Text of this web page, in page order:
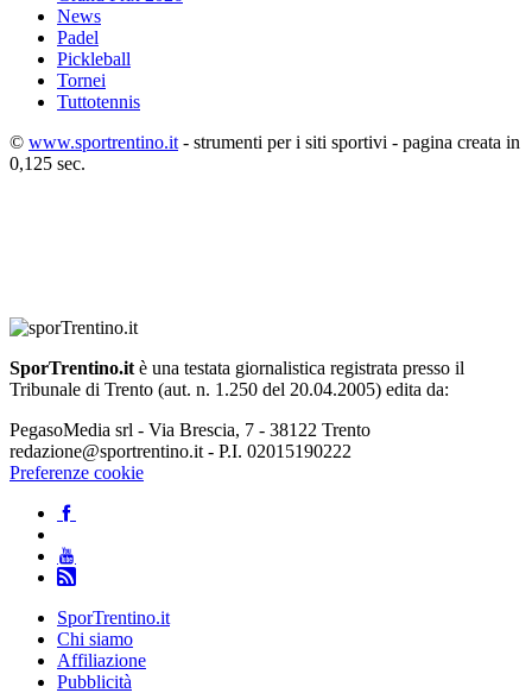
News
Padel
Pickleball
Tornei
Tuttotennis
© www.sportrentino.it - strumenti per i siti sportivi - pagina creata in
0,125 sec.
SporTrentino.it è una testata giornalistica registrata presso il
Tribunale di Trento (aut. n. 1.250 del 20.04.2005) edita da:
PegasoMedia srl - Via Brescia, 7 - 38122 Trento
redazione@sportrentino.it - P.I. 02015190222
Preferenze cookie
SporTrentino.it
Chi siamo
Affiliazione
Pubblicità